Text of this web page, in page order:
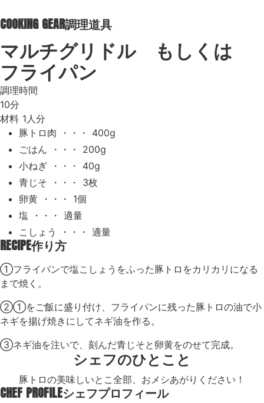
COOKING GEAR調理道具
マルチグリドル もしくは
フライパン
調理時間
10分
材料 1人分
豚トロ肉 ・・・ 400g
ごはん ・・・ 200g
小ねぎ ・・・ 40g
青じそ ・・・ 3枚
卵黄 ・・・ 1個
塩 ・・・ 適量
こしょう ・・・ 適量
RECIPE作り方
①フライパンで塩こしょうをふった豚トロをカリカリになる
まで焼く。
②①をご飯に盛り付け、フライパンに残った豚トロの油で小
ネギを揚げ焼きにしてネギ油を作る。
③ネギ油を注いで、刻んだ青じそと卵黄をのせて完成。
シェフのひとこと
豚トロの美味しいとこ全部、おメシあがりください！
CHEF PROFILEシェフプロフィール